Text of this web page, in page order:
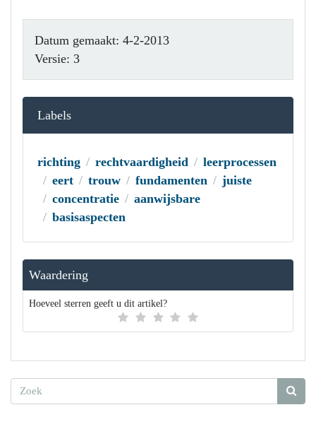
Datum gemaakt: 4-2-2013
Versie: 3
Labels
richting rechtvaardigheid
leerprocessen
eert
trouw fundamenten
juiste
concentratie
aanwijsbare
basisaspecten
Waardering
Hoeveel sterren geeft u dit artikel?